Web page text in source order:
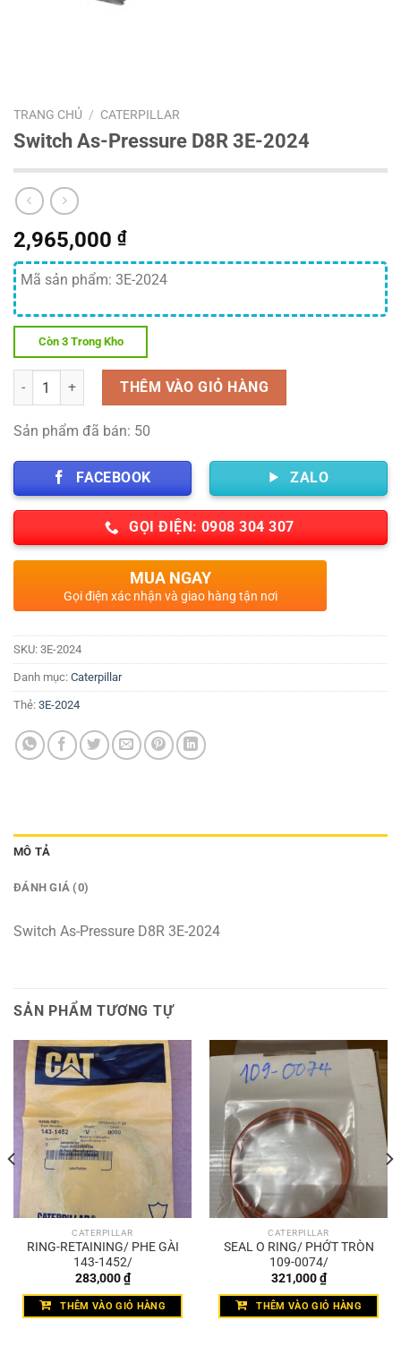
TRANG CHỦ / CATERPILLAR
Switch As-Pressure D8R 3E-2024
2,965,000 ₫
Mã sản phẩm: 3E-2024
Còn 3 Trong Kho
Số lượng THÊM VÀO GIỎ HÀNG
Sản phẩm đã bán: 50
FACEBOOK ZALO
GỌI ĐIỆN: 0908 304 307
MUA NGAY
Gọi điện xác nhận và giao hàng tận nơi
SKU: 3E-2024
Danh mục: Caterpillar
Thẻ: 3E-2024
MÔ TẢ
ĐÁNH GIÁ (0)
Switch As-Pressure D8R 3E-2024
SẢN PHẨM TƯƠNG TỰ
CATERPILLAR
RING-RETAINING/ PHE GÀI
143-1452/
283,000₫
THÊM VÀO GIỎ HÀNG
CATERPILLAR
SEAL O RING/ PHỚT TRÒN
109-0074/
321,000₫
THÊM VÀO GIỎ HÀNG